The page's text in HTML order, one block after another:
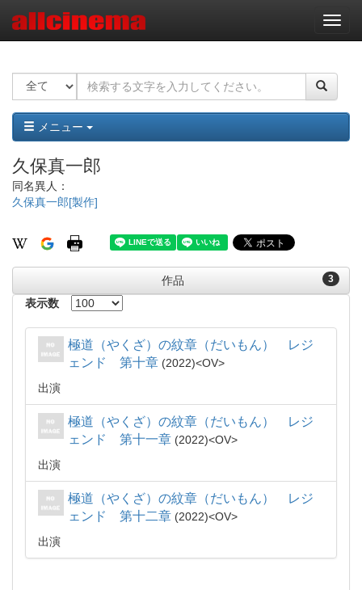
ナ
ビ
ー
ョ
ン
メニュー
久保真一郎
同名異人：
久保真一郎[製作]
3
作品
表示数
極道（やくざ）の紋章（だいもん） レジ
ェンド 第十章
2022
OV
出演
極道（やくざ）の紋章（だいもん） レジ
ェンド 第十一章
2022
OV
出演
極道（やくざ）の紋章（だいもん） レジ
ェンド 第十二章
2022
OV
出演